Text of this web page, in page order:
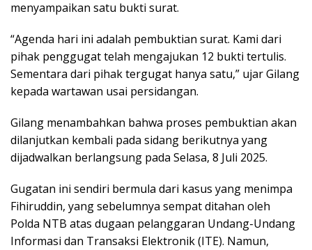
menyampaikan satu bukti surat.
“Agenda hari ini adalah pembuktian surat. Kami dari
pihak penggugat telah mengajukan 12 bukti tertulis.
Sementara dari pihak tergugat hanya satu,” ujar Gilang
kepada wartawan usai persidangan.
Gilang menambahkan bahwa proses pembuktian akan
dilanjutkan kembali pada sidang berikutnya yang
dijadwalkan berlangsung pada Selasa, 8 Juli 2025.
Gugatan ini sendiri bermula dari kasus yang menimpa
Fihiruddin, yang sebelumnya sempat ditahan oleh
Polda NTB atas dugaan pelanggaran Undang-Undang
Informasi dan Transaksi Elektronik (ITE). Namun,